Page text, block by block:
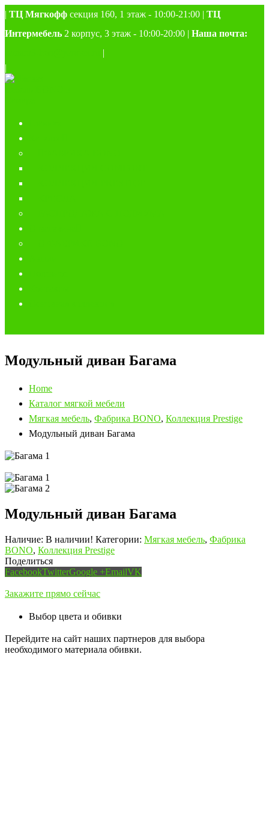
| ТЦ Мягкофф секция 160, 1 этаж - 10:00-21:00 | ТЦ
Интермебель 2 корпус, 3 этаж - 10:00-20:00 | Наша почта:
|
|
Модульный диван Багама
Home
Каталог мягкой мебели
Мягкая мебель, Фабрика BONO, Коллекция Prestige
Модульный диван Багама
Модульный диван Багама
Наличие: В наличии! Категории: Мягкая мебель, Фабрика
BONO, Коллекция Prestige
Поделиться
FacebookTwitterGoogle +EmailVK
Закажите прямо сейчас
Выбор цвета и обивки
Перейдите на сайт наших партнеров для выбора
необходимого материала обивки.